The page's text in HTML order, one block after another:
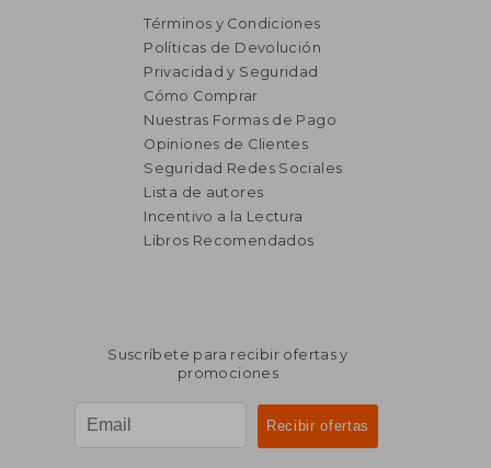
₡ 16.709
Términos y Condiciones
Políticas de Devolución
Privacidad y Seguridad
Cómo Comprar
Nuestras Formas de Pago
Opiniones de Clientes
Seguridad Redes Sociales
Lista de autores
Incentivo a la Lectura
Libros Recomendados
Suscríbete para recibir ofertas y
promociones